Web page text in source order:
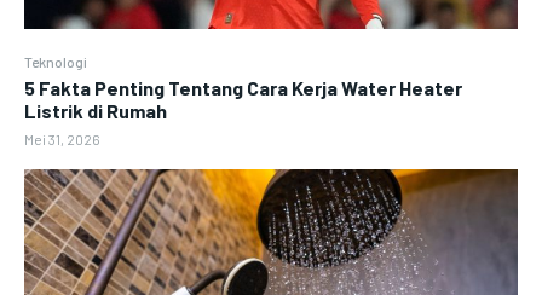
Teknologi
5 Fakta Penting Tentang Cara Kerja Water Heater
Listrik di Rumah
Mei 31, 2026